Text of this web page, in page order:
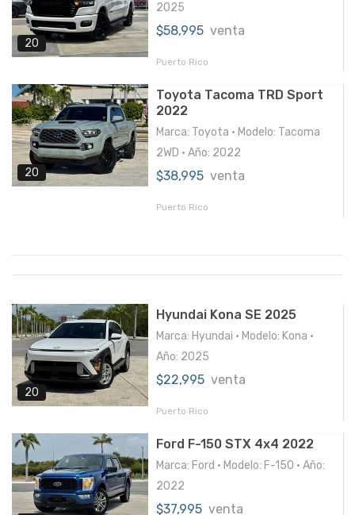
20
2025
$58,995 venta
Puerto Rico
20
Toyota Tacoma TRD Sport
2022
Marca: Toyota • Modelo: Tacoma
2WD • Año: 2022
$38,995 venta
Puerto Rico
20
Hyundai Kona SE 2025
Marca: Hyundai • Modelo: Kona •
Año: 2025
$22,995 venta
Puerto Rico
Ford F-150 STX 4x4 2022
Marca: Ford • Modelo: F-150 • Año:
2022
$37,995 venta